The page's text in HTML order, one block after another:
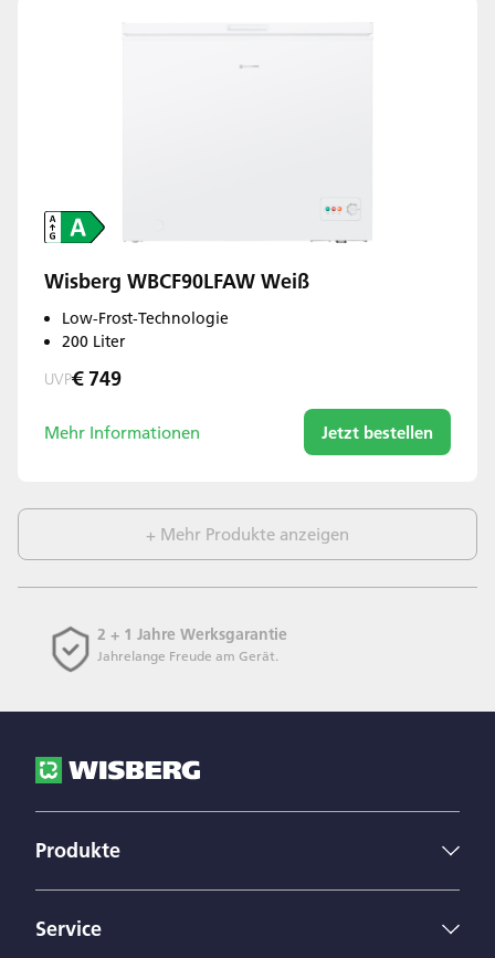
Wisberg WBCF90LFAW Weiß
Low-Frost-Technologie
200 Liter
UVP€ 749
Mehr Informationen Jetzt bestellen
+ Mehr Produkte anzeigen
2 + 1 Jahre Werksgarantie
Jahrelange Freude am Gerät.
Produkte
Gefrierschränke
Service